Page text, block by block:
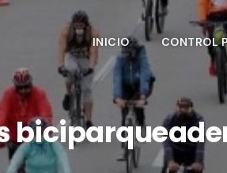
INICIO CONTROL